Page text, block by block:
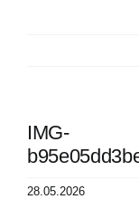
IMG-
28.05.2026